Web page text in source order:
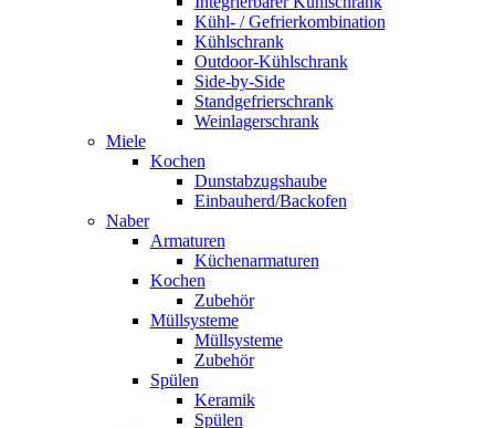
Kühl- / Gefrierkombination
Kühlschrank
Outdoor-Kühlschrank
Side-by-Side
Standgefrierschrank
Weinlagerschrank
Miele
Kochen
Dunstabzugshaube
Einbauherd/Backofen
Naber
Armaturen
Küchenarmaturen
Kochen
Zubehör
Müllsysteme
Müllsysteme
Zubehör
Spülen
Keramik
Spülen